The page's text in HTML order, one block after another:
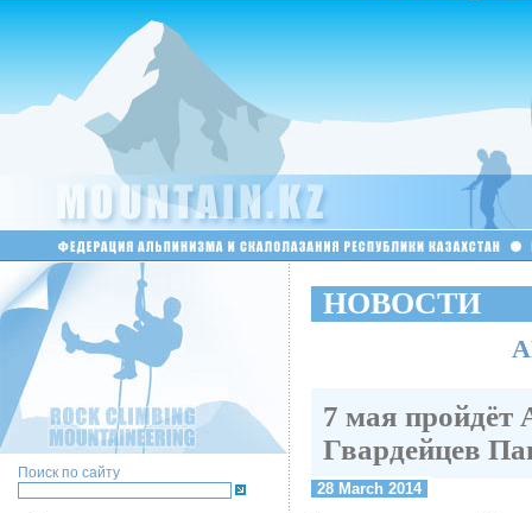
Поиск по сайту
НОВОСТИ
7 мая пройдёт
Гвардейцев
28 March 2014